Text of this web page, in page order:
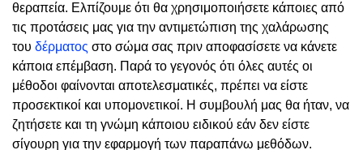
θεραπεία. Ελπίζουμε ότι θα χρησιμοποιήσετε κάποιες από
τις προτάσεις μας για την αντιμετώπιση της χαλάρωσης
του δέρματος στο σώμα σας πριν αποφασίσετε να κάνετε
κάποια επέμβαση. Παρά το γεγονός ότι όλες αυτές οι
μέθοδοι φαίνονται αποτελεσματικές, πρέπει να είστε
προσεκτικοί και υπομονετικοί. Η συμβουλή μας θα ήταν, να
ζητήσετε και τη γνώμη κάποιου ειδικού εάν δεν είστε
σίγουρη για την εφαρμογή των παραπάνω μεθόδων.